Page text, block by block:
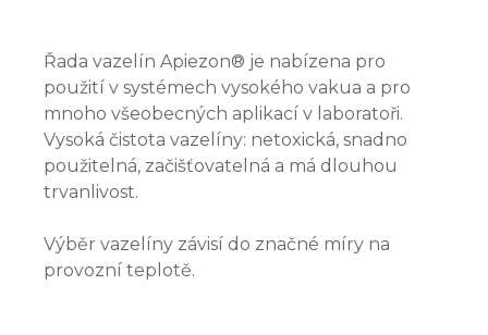
Řada vazelín Apiezon® je nabízena pro
použití v systémech vysokého vakua a pro
mnoho všeobecných aplikací v laboratoři.
Vysoká čistota vazelíny: netoxická, snadno
použitelná, začišťovatelná a má dlouhou
trvanlivost.
Výběr vazelíny závisí do značné míry na
provozní teplotě.